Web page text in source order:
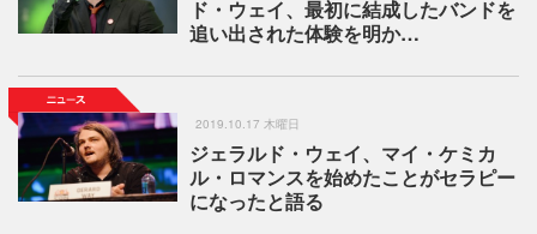
ド・ウェイ、最初に結成したバンドを
追い出された体験を明か…
2019.10.17 木曜日
ジェラルド・ウェイ、マイ・ケミカ
ル・ロマンスを始めたことがセラピー
になったと語る